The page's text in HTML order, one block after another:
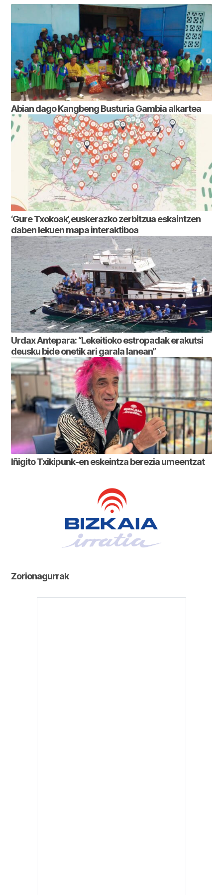
Abian dago Kangbeng Busturia Gambia alkartea
‘Gure Txokoak’, euskerazko zerbitzua eskaintzen
daben lekuen mapa interaktiboa
Urdax Antepara: “Lekeitioko estropadak erakutsi
deusku bide onetik ari garala lanean”
Iñigito Txikipunk-en eskeintza berezia umeentzat
Zorionagurrak